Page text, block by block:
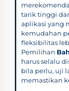
tarik tinggi
aplikasi yang
kemudahan
fleksibilitas
Pemilihan
harus selalu
bila perlu, uji
memastikan